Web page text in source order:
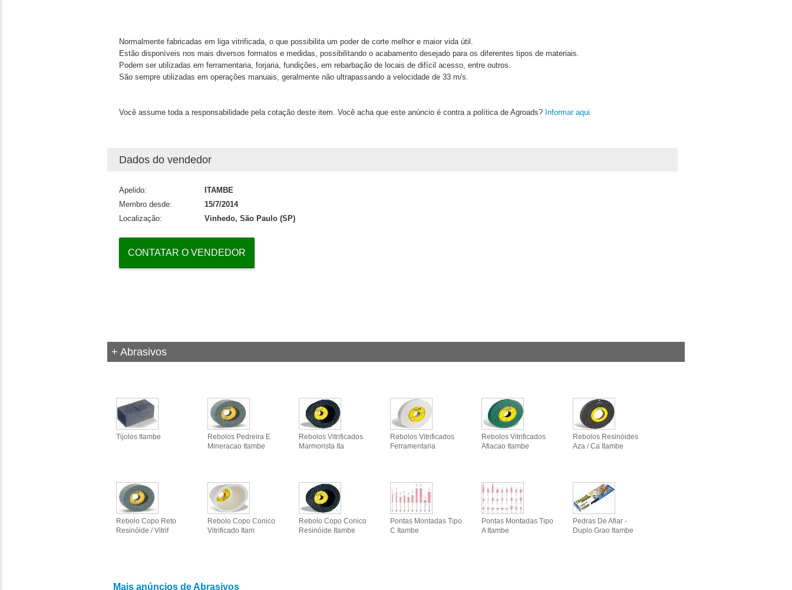
Normalmente fabricadas em liga vitrificada, o que possibilita um poder de corte melhor e maior vida útil.
Estão disponíveis nos mais diversos formatos e medidas, possibilitando o acabamento desejado para os diferentes tipos de materiais.
Podem ser utilizadas em ferramentaria, forjaria, fundições, em rebarbação de locais de difícil acesso, entre outros.
São sempre utilizadas em operações manuais, geralmente não ultrapassando a velocidade de 33 m/s.
Você assume toda a responsabilidade pela cotação deste item. Você acha que este anúncio é contra a política de Agroads? Informar aqui
Dados do vendedor
Apelido:
ITAMBE
Membro desde:
15/7/2014
Localização:
Vinhedo, São Paulo (SP)
CONTATAR O VENDEDOR
+ Abrasivos
Tijolos Itambe
Rebolos Pedreira E
Mineracao Itambe
Rebolos Vitrificados
Marmorista Ita
Rebolos Vitrificados
Ferramentaria
Rebolos Vitrificados
Afiacao Itambe
Rebolos Resinóides
Aza / Ca Itambe
Rebolo Copo Reto
Resinóide / Vitrif
Rebolo Copo Conico
Vitrificado Itam
Rebolo Copo Conico
Resinóide Itambe
Pontas Montadas Tipo
C Itambe
Pontas Montadas Tipo
A Itambe
Pedras De Afiar -
Duplo Grao Itambe
Mais anúncios de Abrasivos